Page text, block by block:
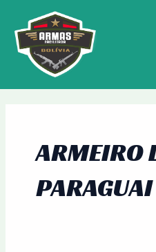
para
conteúdo
ARMEIRO
PARAGUAI